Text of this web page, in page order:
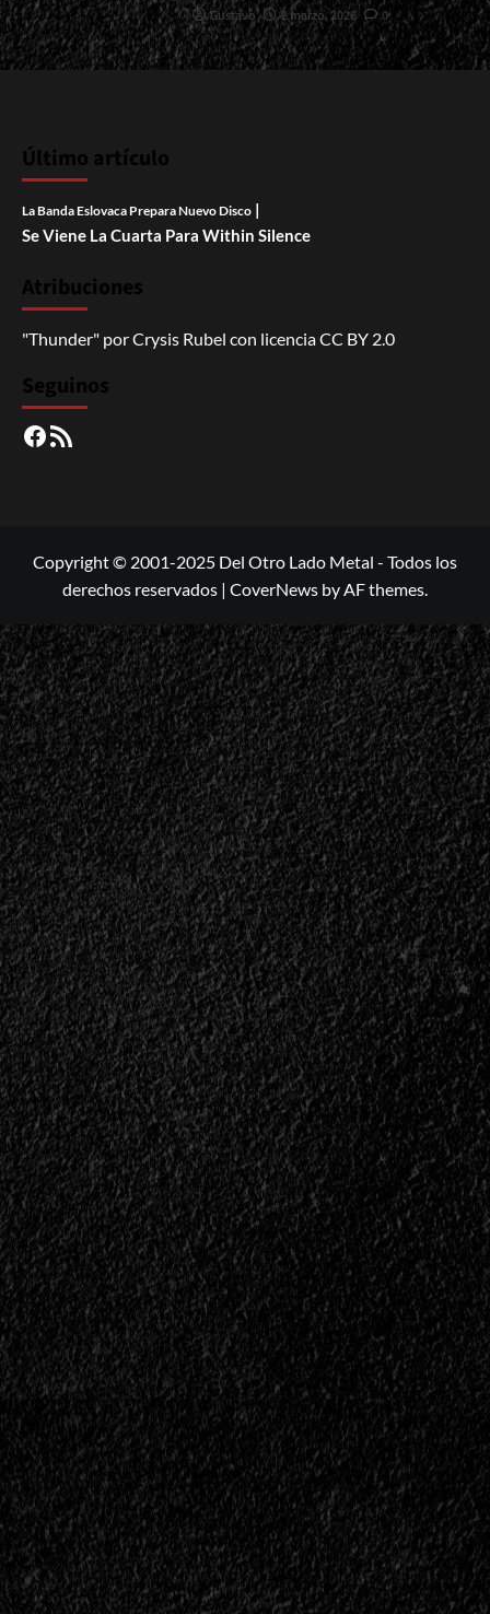
Gustavo 2 marzo, 2026 0
Último artículo
La Banda Eslovaca Prepara Nuevo Disco |
Se Viene La Cuarta Para Within Silence
Atribuciones
"Thunder" porCrysis Rubel con licenciaCC BY 2.0
Seguinos
Facebook
RSS
Copyright © 2001-2025 Del Otro Lado Metal - Todos los
derechos reservados | CoverNews by AF themes.